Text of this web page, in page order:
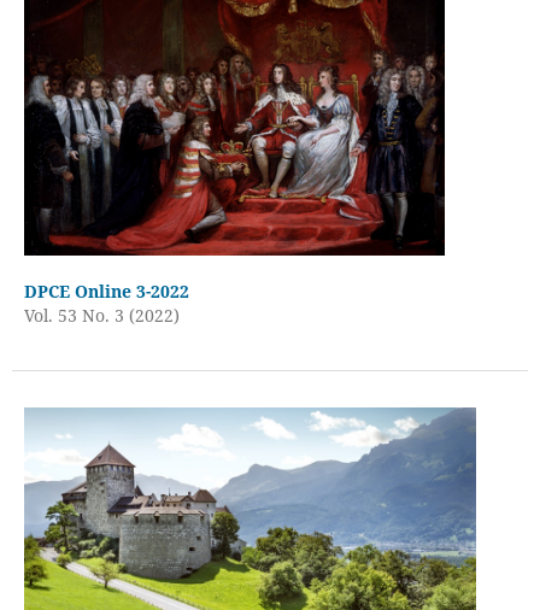
DPCE Online 3-2022
Vol. 53 No. 3 (2022)